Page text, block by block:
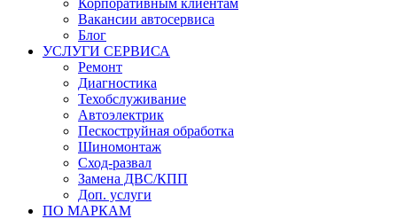
Корпоративным клиентам
Вакансии автосервиса
Блог
УСЛУГИ СЕРВИСА
Ремонт
Диагностика
Техобслуживание
Автоэлектрик
Пескоструйная обработка
Шиномонтаж
Сход-развал
Замена ДВС/КПП
Доп. услуги
ПО МАРКАМ